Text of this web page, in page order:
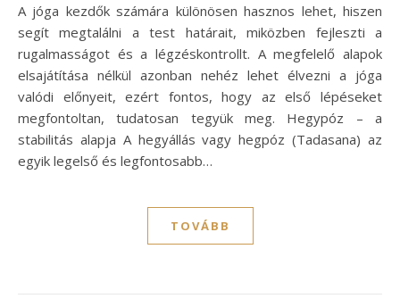
A jóga kezdők számára különösen hasznos lehet, hiszen
segít megtalálni a test határait, miközben fejleszti a
rugalmasságot és a légzéskontrollt. A megfelelő alapok
elsajátítása nélkül azonban nehéz lehet élvezni a jóga
valódi előnyeit, ezért fontos, hogy az első lépéseket
megfontoltan, tudatosan tegyük meg. Hegypóz – a
stabilitás alapja A hegyállás vagy hegpóz (Tadasana) az
egyik legelső és legfontosabb…
TOVÁBB